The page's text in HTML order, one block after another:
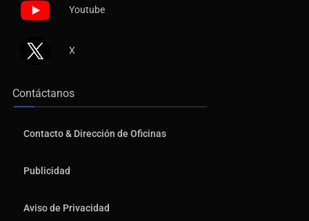
Youtube
X
Contáctanos
Contacto & Dirección de Oficinas
Publicidad
Aviso de Privacidad